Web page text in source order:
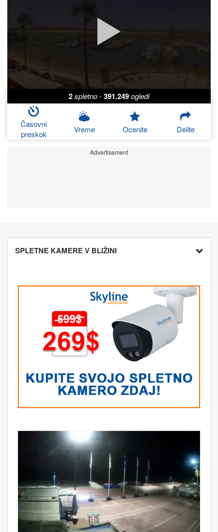
2spletno-391.249ogledi
Časovni
preskok
Vreme Ocenite Delite
Advertisement
SPLETNE KAMERE V BLIŽINI